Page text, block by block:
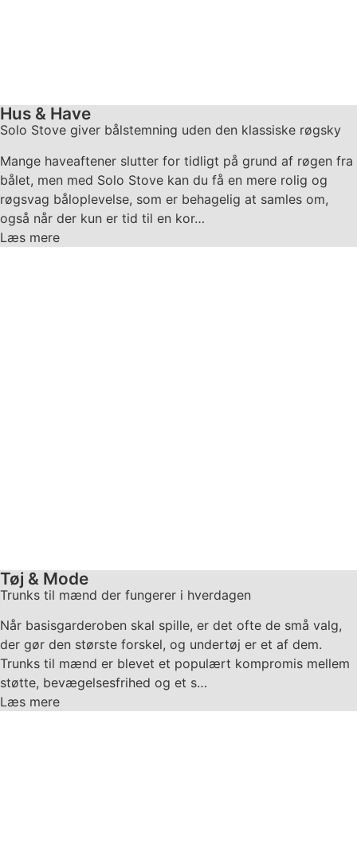
Hus & Have
Solo Stove giver bålstemning uden den klassiske røgsky
Mange haveaftener slutter for tidligt på grund af røgen fra
bålet, men med Solo Stove kan du få en mere rolig og
røgsvag båloplevelse, som er behagelig at samles om,
også når der kun er tid til en kor…
Læs mere
Tøj & Mode
Trunks til mænd der fungerer i hverdagen
Når basisgarderoben skal spille, er det ofte de små valg,
der gør den største forskel, og undertøj er et af dem.
Trunks til mænd er blevet et populært kompromis mellem
støtte, bevægelsesfrihed og et s…
Læs mere